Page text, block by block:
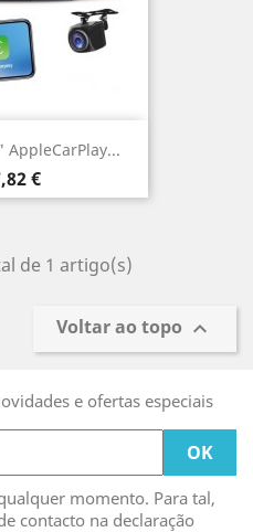
AppleCarPlay...
€
de 1 artigo(s)
Voltar ao topo 
e ofertas especiais
momento. Para tal,
contacto na declaração